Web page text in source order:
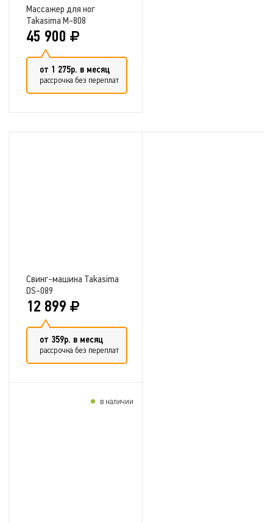
Массажер для ног
Takasima М-808
45 900
от 1 275р. в месяц
рассрочка без переплат
Свинг-машина Takasima
DS-089
12 899
от 359р. в месяц
рассрочка без переплат
в наличии